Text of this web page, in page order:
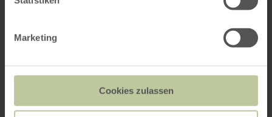
Marketing
Cookies zulassen